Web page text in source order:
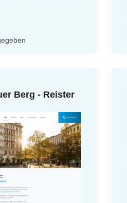
Berg - Reister